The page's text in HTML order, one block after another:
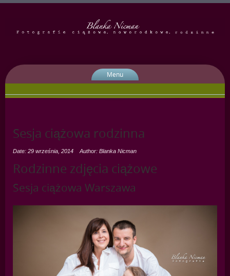
Menu
Sesja ciążowa rodzinna
Date: 29 września, 2014 Author: Blanka Nicman
Rodzinne zdjęcia ciążowe
Sesja ciążowa Warszawa